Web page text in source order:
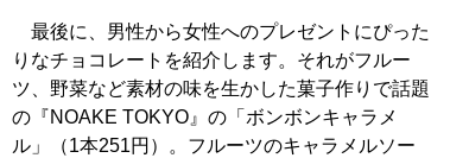
最後に、男性から女性へのプレゼントにぴった
りなチョコレートを紹介します。それがフルー
ツ、野菜など素材の味を生かした菓子作りで話題
の『NOAKE TOKYO』の「ボンボンキャラメ
ル」（1本251円）。フルーツのキャラメルソー